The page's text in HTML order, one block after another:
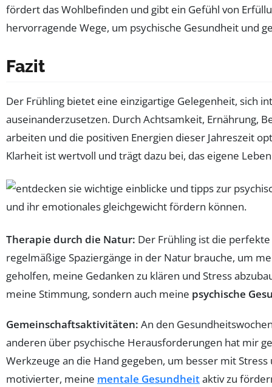
fördert das Wohlbefinden und gibt ein Gefühl von
hervorragende Wege, um psychische Gesundheit und
Fazit
Der Frühling bietet eine einzigartige Gelegenheit, sich
auseinanderzusetzen. Durch Achtsamkeit, Ernährung,
arbeiten und die positiven Energien dieser Jahreszeit
Klarheit ist wertvoll und trägt dazu bei, das eigene
Therapie durch die Natur: Der Frühling ist die
regelmäßige Spaziergänge in der Natur brauche, um
geholfen, meine Gedanken zu klären und Stress
meine Stimmung, sondern auch meine psychische
Gemeinschaftsaktivitäten: An den
anderen über psychische Herausforderungen hat mir
Werkzeuge an die Hand gegeben, um besser mit
motivierter, meine mentale Gesundheitaktiv zu